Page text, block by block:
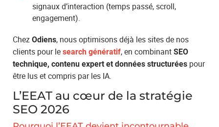
signaux d’interaction (temps passé, scroll,
engagement).
ChezOdiens, nous optimisons déjà les sites de nos
clients pour lesearch génératif, en combinantSEO
technique, contenu expert et données structurées pour
être lus et compris par les IA.
L’EEAT au cœur de la stratégie
SEO 2026